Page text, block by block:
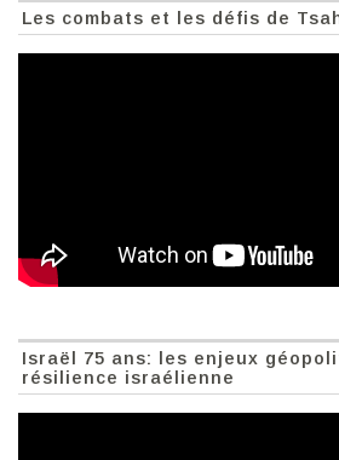
Les combats et les défis de
Israël 75 ans: les enjeux
résilience israélienne